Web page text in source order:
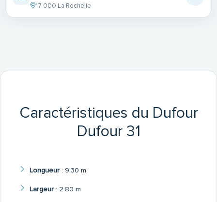
17 000 La Rochelle
Caractéristiques du Dufour
Dufour 31
Longueur: 9.30 m
Largeur: 2.80 m